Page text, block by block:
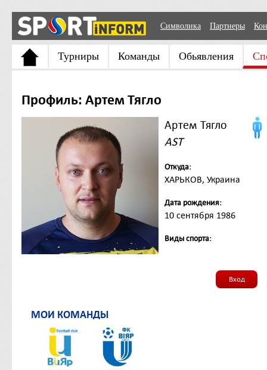
Символика Партнеры
Турниры Команды Обьявления
Профиль: Артем Тягло
Артем Тягло
AST
Откуда:
ХАРЬКОВ, Украина
Дата рождения:
10 сентября 1986
Виды спорта:
Вход
МОИ КОМАНДЫ